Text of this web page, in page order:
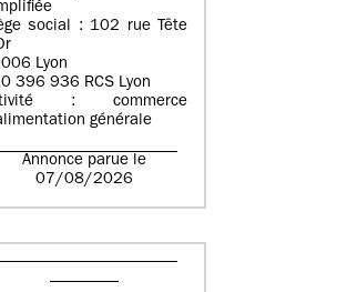
social : 102 rue Tête
Lyon
396 936 RCS Lyon
: commerce
générale
Annonce parue le
07/08/2026